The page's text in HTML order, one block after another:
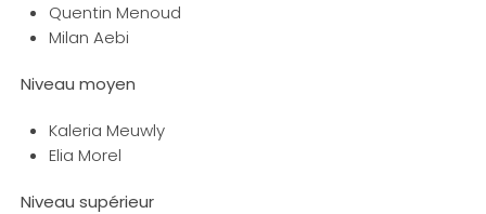
Quentin Menoud
Milan Aebi
Niveau moyen
Kaleria Meuwly
Elia Morel
Niveau supérieur